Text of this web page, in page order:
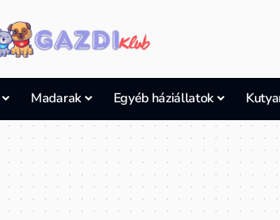
Madarak Egyéb háziállatok